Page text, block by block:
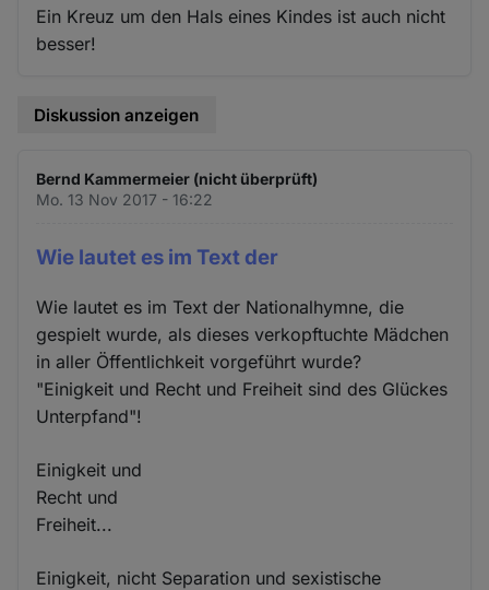
Ein Kreuz um den Hals eines Kindes ist auch nicht
besser!
Diskussion anzeigen
Bernd Kammermeier (nicht überprüft)
Mo. 13 Nov 2017 - 16:22
Wie lautet es im Text der
Wie lautet es im Text der Nationalhymne, die
gespielt wurde, als dieses verkopftuchte Mädchen
in aller Öffentlichkeit vorgeführt wurde?
"Einigkeit und Recht und Freiheit sind des Glückes
Unterpfand"!
Einigkeit und
Recht und
Freiheit...
Einigkeit, nicht Separation und sexistische